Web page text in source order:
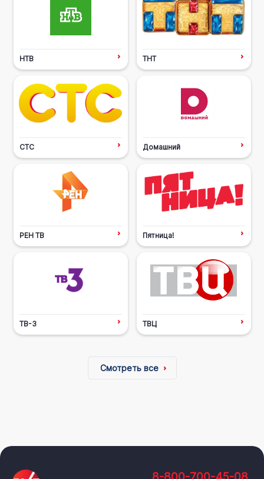
НТВ ТНТ
СТС Домашний
РЕН ТВ Пятница!
ТВ-3 ТВЦ
Смотреть все